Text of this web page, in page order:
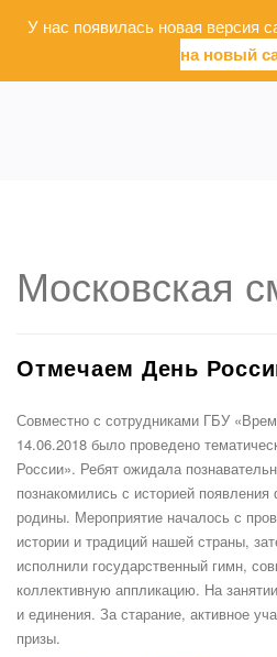
У нас появилась новая версия
на новый
Московская
Отмечаем День
Совместно с сотрудниками ГБУ
14.06.2018 было проведено
России». Ребят ожидала
познакомились с историей
родины. Мероприятие началось с
истории и традиций нашей страны,
исполнили государственный гимн,
коллективную аппликацию. На
и единения. За старание, активное
призы.